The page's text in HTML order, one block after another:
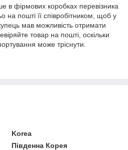
в фірмових коробках перевізника
на пошті її співробітником, щоб у
мав можливість отримати
товар на пошті, оскільки
може тріснути.
Korea
Південна Корея